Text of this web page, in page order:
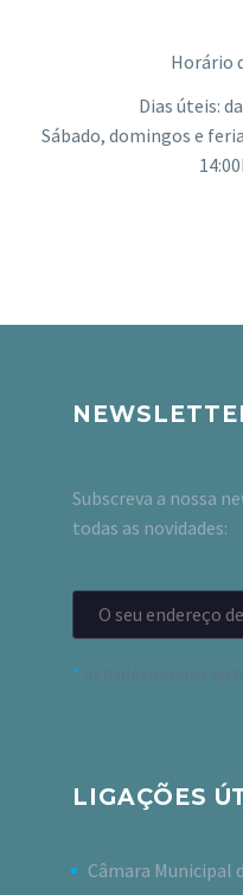
Horário
Dias úteis:
Sábado, domingos e
Subscreva a nossa
todas as novidades:
*
LIGAÇÕES
Câmara Municipal